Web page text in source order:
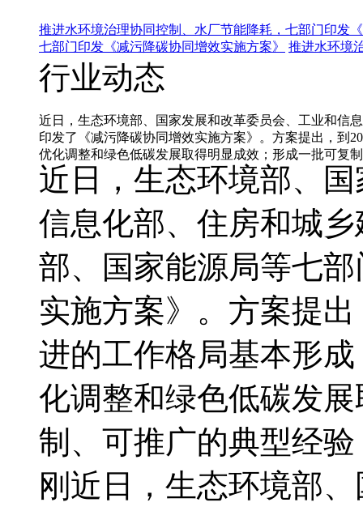
推进水环境治理协同控制、水厂节能降耗，七部门印发
七部门印发《减污降碳协同增效实施方案》
推进水环境
行业动态
近日，生态环境部、国家发展和改革委员会、工业和信
印发了《减污降碳协同增效实施方案》。方案提出，到
优化调整和绿色低碳发展取得明显成效；形成一批可复
近日，生态环境部、
信息化部、住房和城
部、国家能源局等七
实施方案》。方案提
进的工作格局基本形
化调整和绿色低碳发
制、可推广的典型经
刚近日，生态环境部